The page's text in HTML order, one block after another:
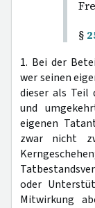
§
1. Bei der
wer seinen
dieser als Teil
und
eigenen
zwar nicht
oder
Mitwirkung